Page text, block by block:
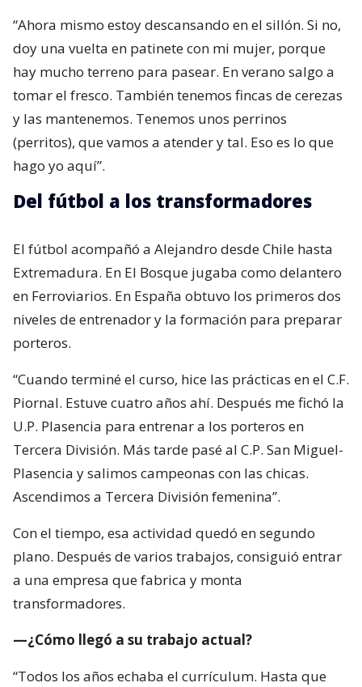
“Ahora mismo estoy descansando en el sillón. Si no,
doy una vuelta en patinete con mi mujer, porque
hay mucho terreno para pasear. En verano salgo a
tomar el fresco. También tenemos fincas de cerezas
y las mantenemos. Tenemos unos perrinos
(perritos), que vamos a atender y tal. Eso es lo que
hago yo aquí”.
Del fútbol a los transformadores
El fútbol acompañó a Alejandro desde Chile hasta
Extremadura. En El Bosque jugaba como delantero
en Ferroviarios. En España obtuvo los primeros dos
niveles de entrenador y la formación para preparar
porteros.
“Cuando terminé el curso, hice las prácticas en el C.F.
Piornal. Estuve cuatro años ahí. Después me fichó la
U.P. Plasencia para entrenar a los porteros en
Tercera División. Más tarde pasé al C.P. San Miguel-
Plasencia y salimos campeonas con las chicas.
Ascendimos a Tercera División femenina”.
Con el tiempo, esa actividad quedó en segundo
plano. Después de varios trabajos, consiguió entrar
a una empresa que fabrica y monta
transformadores.
—¿Cómo llegó a su trabajo actual?
“Todos los años echaba el currículum. Hasta que